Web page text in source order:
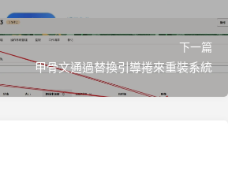
下一篇
甲骨文通過替換引導捲來重裝系統